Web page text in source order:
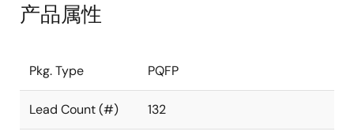
产品属性
Pkg. Type PQFP
Lead Count (#) 132